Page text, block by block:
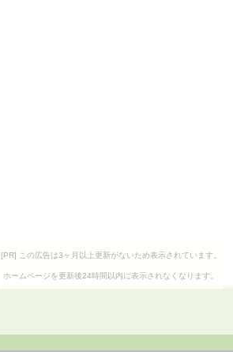
[PR] この広告は3ヶ月以上更新がないため表示されています。
ホームページを更新後24時間以内に表示されなくなります。